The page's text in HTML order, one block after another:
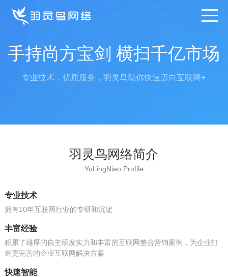
手持尚方宝剑 横扫千亿市场
专业技术，优质服务，羽灵鸟助你快速迈向互联网+
羽灵鸟网络简介
YuLingNiao Profile
专业技术
拥有10年互联网行业的专研和沉淀
丰富经验
积累了雄厚的自主研发实力和丰富的互联网整合营销案例，为企业打
造更完善的企业互联网解决方案
快速智能